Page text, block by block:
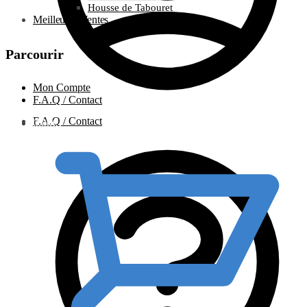
F.A.Q / Contact
Housse de Tabouret
Meilleures Ventes
Parcourir
Mon Compte
F.A.Q / Contact
0.00€